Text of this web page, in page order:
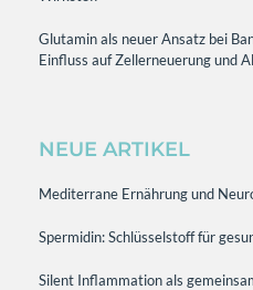
Glutamin als neuer Ansatz bei
Einfluss auf Zellerneuerung und
NEUE ARTIKEL
Mediterrane Ernährung und
Spermidin: Schlüsselstoff für
Silent Inflammation als